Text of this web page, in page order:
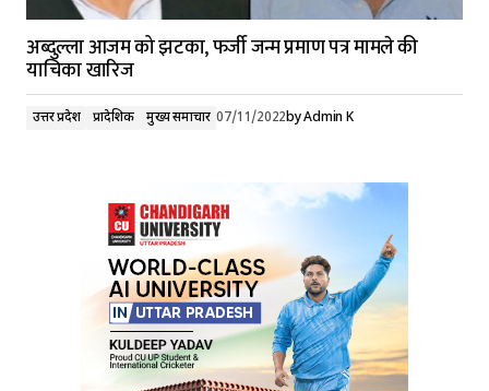
अब्दुल्ला आजम को झटका, फर्जी जन्म प्रमाण पत्र मामले की
याचिका खारिज
उत्तर प्रदेश प्रादेशिक मुख्य समाचार 07/11/2022byAdmin K